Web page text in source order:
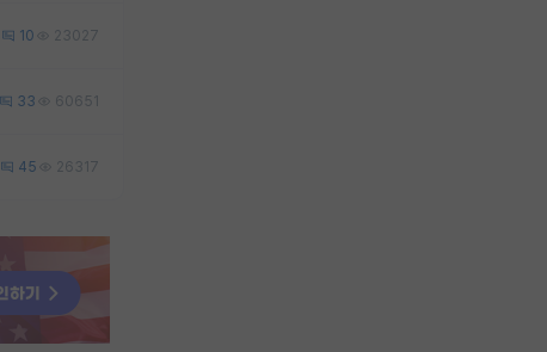
10 23027
33 60651
45 26317